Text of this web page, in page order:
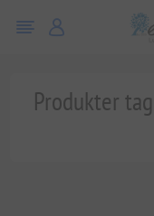
Produkter